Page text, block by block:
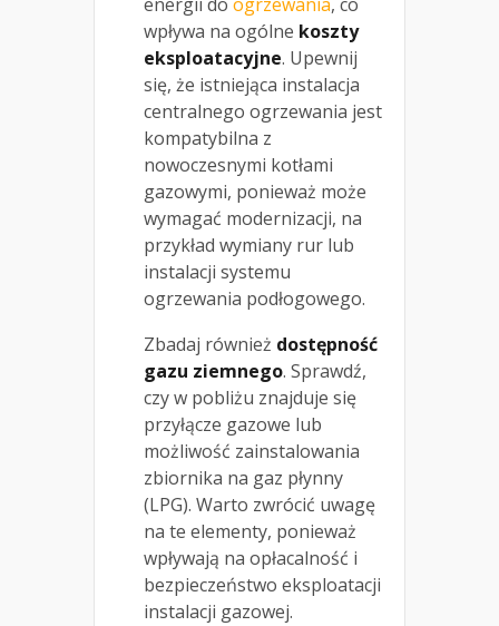
wpływa na ogólne koszty
eksploatacyjne. Upewnij
się, że istniejąca instalacja
centralnego ogrzewania jest
kompatybilna z
nowoczesnymi kotłami
gazowymi, ponieważ może
wymagać modernizacji, na
przykład wymiany rur lub
instalacji systemu
ogrzewania podłogowego.
Zbadaj również dostępność
gazu ziemnego. Sprawdź,
czy w pobliżu znajduje się
przyłącze gazowe lub
możliwość zainstalowania
zbiornika na gaz płynny
(LPG). Warto zwrócić uwagę
na te elementy, ponieważ
wpływają na opłacalność i
bezpieczeństwo eksploatacji
instalacji gazowej.